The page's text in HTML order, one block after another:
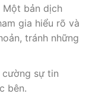
Một bản dịch
gia hiểu rõ và
tránh những
cường sự tin
bên.